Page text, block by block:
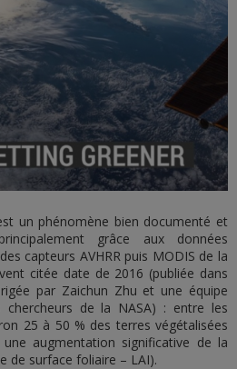
un phénomène bien documenté et
grâce aux données
capteurs AVHRR puis MODIS de la
citée date de 2016 (publiée dans
par Zaichun Zhu et une équipe
chercheurs de la NASA) : entre les
25 à 50 % des terres végétalisées
augmentation significative de la
de surface foliaire – LAI).